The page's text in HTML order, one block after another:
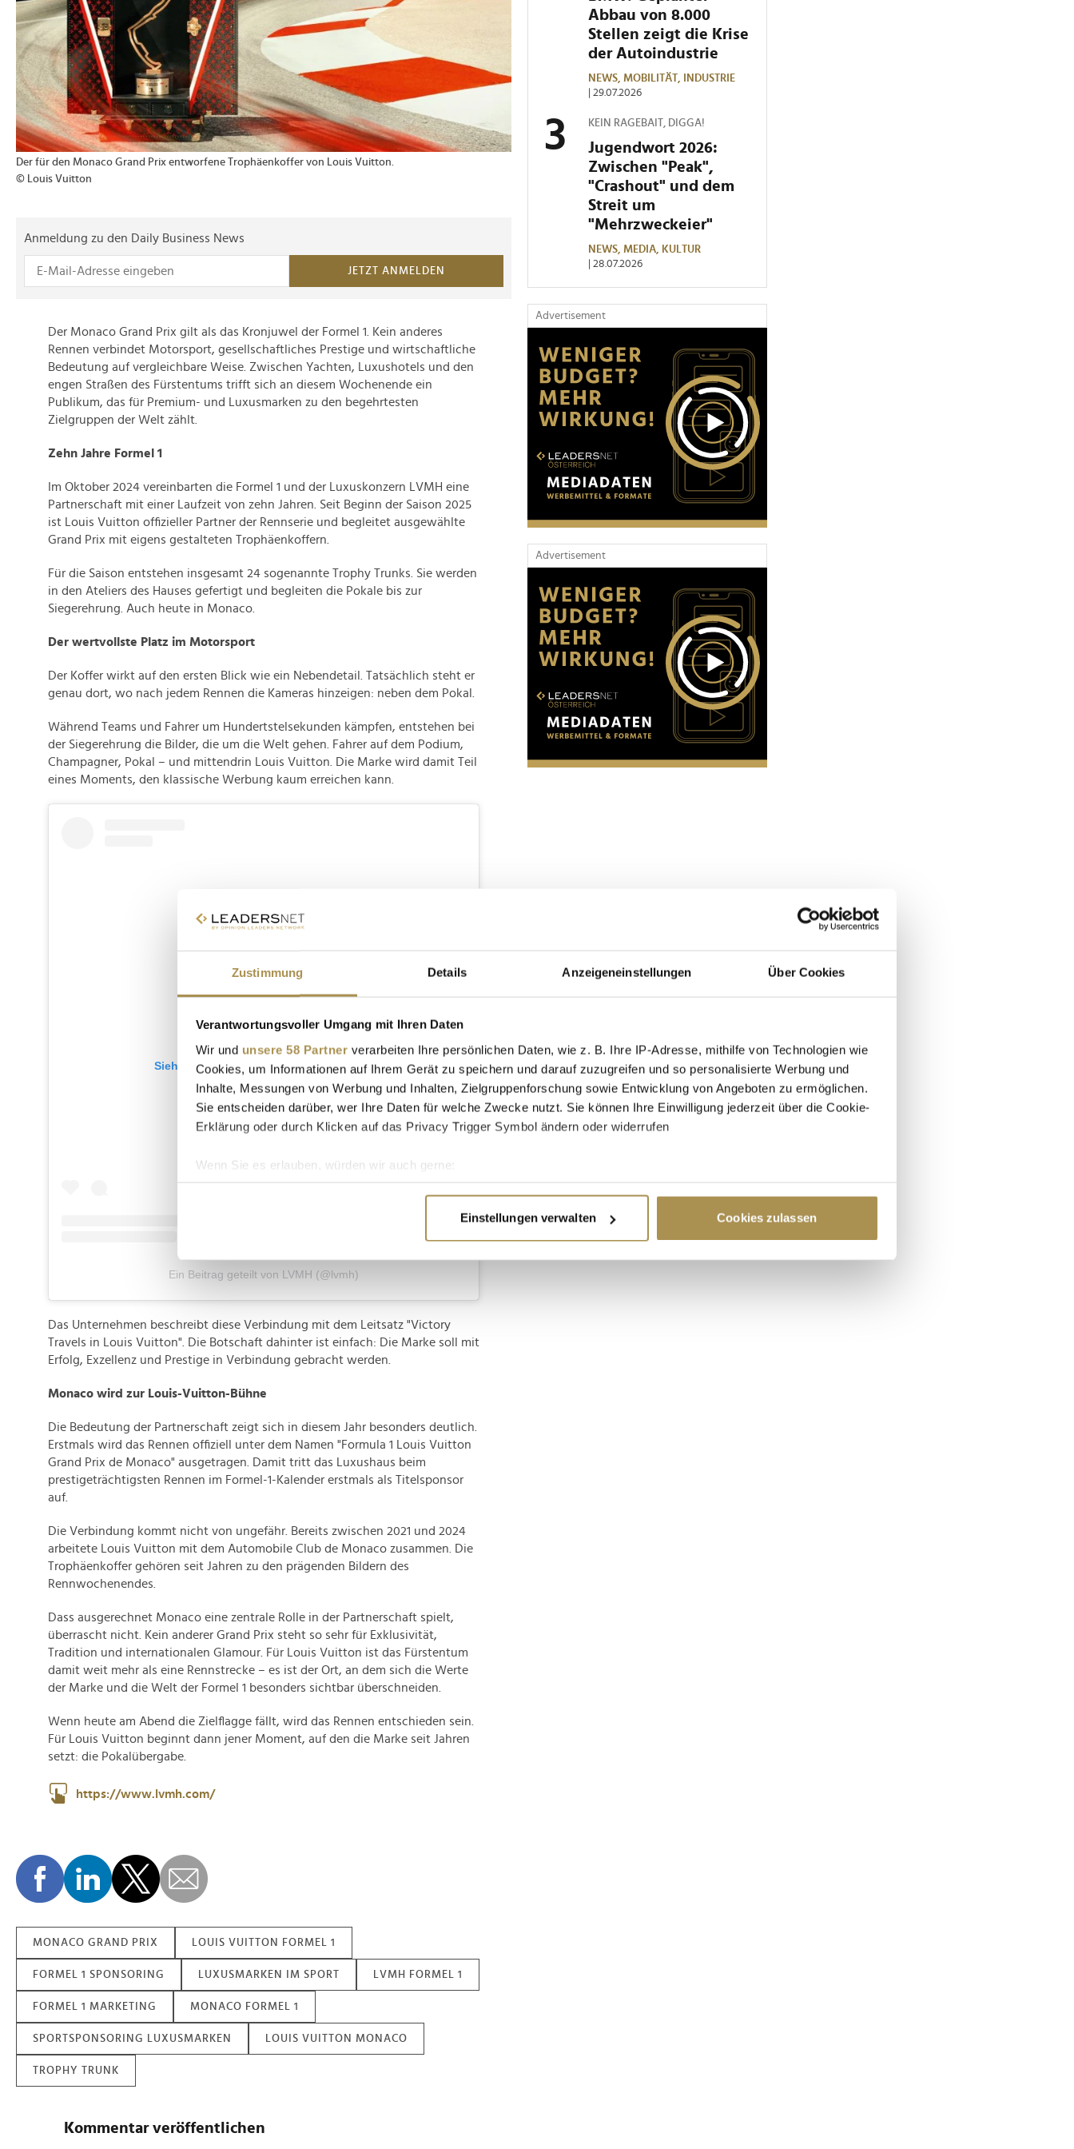
Zustimmung Details Anzeigeneinstellungen Über Cookies
Verantwortungsvoller Umgang mit Ihren Daten
Wir und unsere 58 Partner verarbeiten Ihre persönlichen Daten, wie z. B. Ihre IP-Adresse, mithilfe von Technologien wie
Cookies, um Informationen auf Ihrem Gerät zu speichern und darauf zuzugreifen und so personalisierte Werbung und
Inhalte, Messungen von Werbung und Inhalten, Zielgruppenforschung sowie Entwicklung von Angeboten zu ermöglichen.
Sie entscheiden darüber, wer Ihre Daten für welche Zwecke nutzt. Sie können Ihre Einwilligung jederzeit über die Cookie-
Erklärung oder durch Klicken auf das Privacy Trigger Symbol ändern oder widerrufen
Wenn Sie es erlauben, würden wir auch gerne:
Informationen über Ihre geografische Lage erfassen, welche bis auf einige Meter genau sein können
Erfahren Sie mehr darüber, wie Ihre persönlichen Daten verarbeitet werden, und legen Sie Ihre Präferenzen im
und die Zugriffe auf unsere Website zu analysieren. Außerdem geben wir Informationen zu Ihrer Verwendung unserer
Website an unsere Partner für soziale Medien, Werbung und Analysen weiter. Unsere Partner führen diese Informationen
möglicherweise mit weiteren Daten zusammen, die Sie ihnen bereitgestellt haben oder die sie im Rahmen Ihrer Nutzung
der Dienste gesammelt haben.
Einstellungen verwalten Cookies zulassen
Der für den Monaco Grand Prix entworfene Trophäenkoffer von Louis Vuitton.
© Louis Vuitton
Anmeldung zu den Daily Business News
JETZT ANMELDEN
Der Monaco Grand Prix gilt als das Kronjuwel der Formel 1. Kein anderes
Rennen verbindet Motorsport, gesellschaftliches Prestige und wirtschaftliche
Bedeutung auf vergleichbare Weise. Zwischen Yachten, Luxushotels und den
engen Straßen des Fürstentums trifft sich an diesem Wochenende ein
Publikum, das für Premium- und Luxusmarken zu den begehrtesten
Zielgruppen der Welt zählt.
Zehn Jahre Formel 1
Im Oktober 2024 vereinbarten die Formel 1 und der Luxuskonzern LVMH eine
Partnerschaft mit einer Laufzeit von zehn Jahren. Seit Beginn der Saison 2025
ist Louis Vuitton offizieller Partner der Rennserie und begleitet ausgewählte
Grand Prix mit eigens gestalteten Trophäenkoffern.
Für die Saison entstehen insgesamt 24 sogenannte Trophy Trunks. Sie werden
in den Ateliers des Hauses gefertigt und begleiten die Pokale bis zur
Siegerehrung. Auch heute in Monaco.
Der wertvollste Platz im Motorsport
Der Koffer wirkt auf den ersten Blick wie ein Nebendetail. Tatsächlich steht er
genau dort, wo nach jedem Rennen die Kameras hinzeigen: neben dem Pokal.
Während Teams und Fahrer um Hundertstelsekunden kämpfen, entstehen bei
der Siegerehrung die Bilder, die um die Welt gehen. Fahrer auf dem Podium,
Champagner, Pokal – und mittendrin Louis Vuitton. Die Marke wird damit Teil
eines Moments, den klassische Werbung kaum erreichen kann.
Sieh dir diesen Beitrag auf Instagram an
Ein Beitrag geteilt von LVMH (@lvmh)
Das Unternehmen beschreibt diese Verbindung mit dem Leitsatz "Victory
Travels in Louis Vuitton". Die Botschaft dahinter ist einfach: Die Marke soll mit
Erfolg, Exzellenz und Prestige in Verbindung gebracht werden.
Monaco wird zur Louis-Vuitton-Bühne
Die Bedeutung der Partnerschaft zeigt sich in diesem Jahr besonders deutlich.
Erstmals wird das Rennen offiziell unter dem Namen "Formula 1 Louis Vuitton
Grand Prix de Monaco" ausgetragen. Damit tritt das Luxushaus beim
prestigeträchtigsten Rennen im Formel-1-Kalender erstmals als Titelsponsor
auf.
Die Verbindung kommt nicht von ungefähr. Bereits zwischen 2021 und 2024
arbeitete Louis Vuitton mit dem Automobile Club de Monaco zusammen. Die
Trophäenkoffer gehören seit Jahren zu den prägenden Bildern des
Rennwochenendes.
Dass ausgerechnet Monaco eine zentrale Rolle in der Partnerschaft spielt,
überrascht nicht. Kein anderer Grand Prix steht so sehr für Exklusivität,
Tradition und internationalen Glamour. Für Louis Vuitton ist das Fürstentum
damit weit mehr als eine Rennstrecke – es ist der Ort, an dem sich die Werte
der Marke und die Welt der Formel 1 besonders sichtbar überschneiden.
Wenn heute am Abend die Zielflagge fällt, wird das Rennen entschieden sein.
Für Louis Vuitton beginnt dann jener Moment, auf den die Marke seit Jahren
setzt: die Pokalübergabe.
https://www.lvmh.com/
MONACO GRAND PRIX LOUIS VUITTON FORMEL 1
FORMEL 1 SPONSORING LUXUSMARKEN IM SPORT LVMH FORMEL 1
FORMEL 1 MARKETING MONACO FORMEL 1
SPORTSPONSORING LUXUSMARKEN LOUIS VUITTON MONACO
TROPHY TRUNK
Kommentar veröffentlichen
Abbau von 8.000
Stellen zeigt die Krise
der Autoindustrie
NEWS, MOBILITÄT,
INDUSTRIE
| 29.07.2026
KEIN RAGEBAIT, DIGGA!
Jugendwort 2026:
Zwischen "Peak",
"Crashout" und dem
Streit um
"Mehrzweckeier"
NEWS, MEDIA,
KULTUR
| 28.07.2026
Advertisement
Advertisement